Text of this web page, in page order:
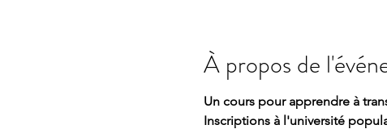
À propos de
Un cours pour apprendre à
Inscriptions à l'université